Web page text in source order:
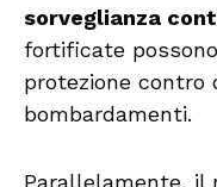
sorveglianza
fortificate
protezione contro
bombardamenti.